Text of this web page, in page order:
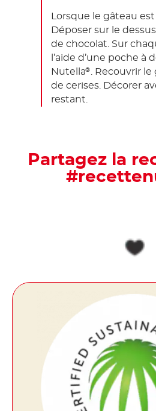
Lorsque le gâteau
Déposer sur le
de chocolat. Sur
l’aide d’une poche
Nutella®
. Recouvrir
de cerises. Décorer
restant.
Partagez la